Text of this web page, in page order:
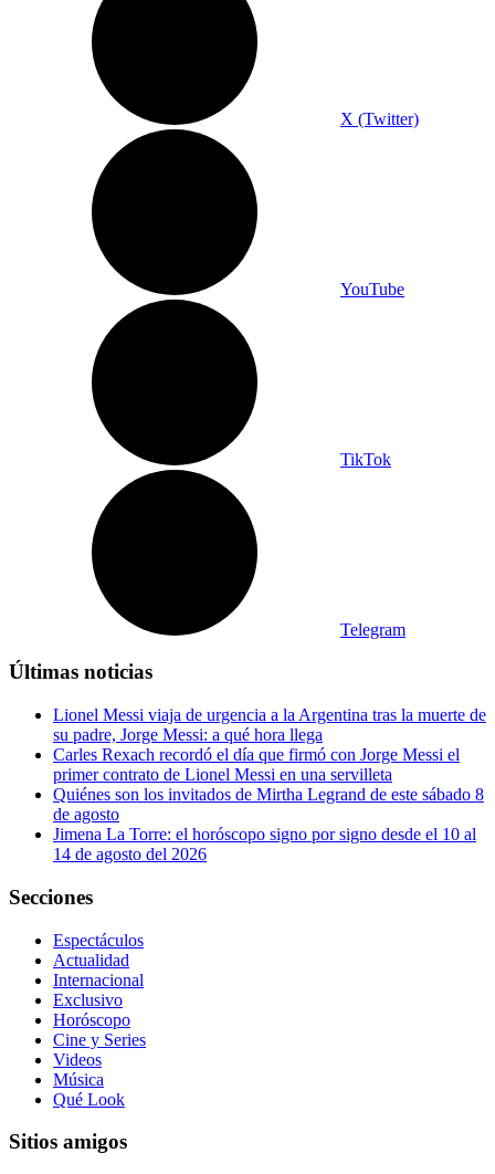
X (Twitter)
YouTube
TikTok
Telegram
Últimas noticias
Lionel Messi viaja de urgencia a la Argentina tras la muerte de
su padre, Jorge Messi: a qué hora llega
Carles Rexach recordó el día que firmó con Jorge Messi el
primer contrato de Lionel Messi en una servilleta
Quiénes son los invitados de Mirtha Legrand de este sábado 8
de agosto
Jimena La Torre: el horóscopo signo por signo desde el 10 al
14 de agosto del 2026
Secciones
Espectáculos
Actualidad
Internacional
Exclusivo
Horóscopo
Cine y Series
Videos
Música
Qué Look
Sitios amigos